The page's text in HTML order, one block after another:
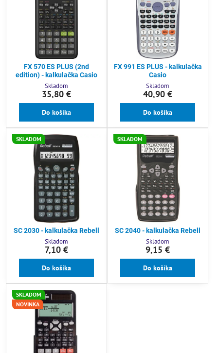
FX 570 ES PLUS (2nd
edition) - kalkulačka Casio
Skladom
35,80 €
Do košíka
FX 991 ES PLUS - kalkulačka
Casio
Skladom
40,90 €
Do košíka
SKLADOM
SC 2030 - kalkulačka Rebell
Skladom
7,10 €
Do košíka
SKLADOM
SC 2040 - kalkulačka Rebell
Skladom
9,15 €
Do košíka
SKLADOM
NOVINKA